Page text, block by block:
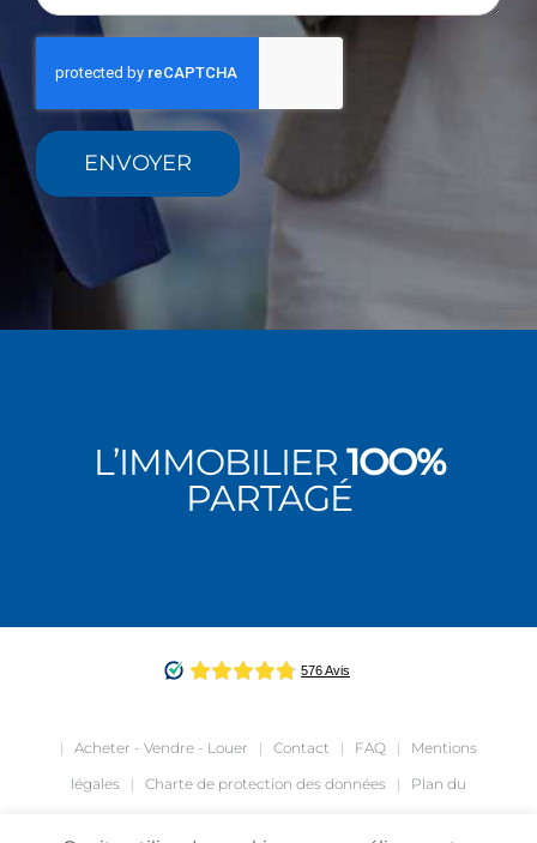
ENVOYER
L’IMMOBILIER 1OO%
PARTAGÉ
| Acheter - Vendre - Louer | Contact | FAQ | Mentions
légales | Charte de protection des données | Plan du